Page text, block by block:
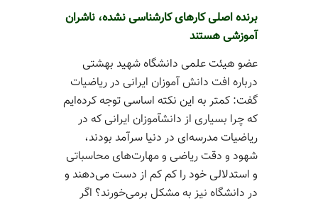
برنده اصلی کارهای کارشناسی نشده، ناشران
آموزشی هستند
عضو هیئت علمی دانشگاه شهید بهشتی
درباره افت دانش آموزان ایرانی در ریاضیات
گفت: کمتر به این نکته اساسی توجه کرده‌­ایم
که چرا بسیاری از دانش­آموزان ایرانی که در
ریاضیات مدرسه­‌ای در دنیا سرآمد بودند،
شهود و دقت ریاضی و مهارت­‌های محاسباتی
و استدلالی خود را کم­ کم از دست می­‌دهند و
در دانشگاه نیز به مشکل برمی­‌خورند؟ اگر